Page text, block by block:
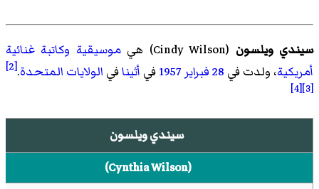
سيندي ويلسون (
Cindy Wilson)‏ هيموسيقية وكاتبة غنائية
أمريكية، ولدت في 28 فبراير 1957في أثينافي الولايات المتحدة.
[2]
[3]
[4]
سيندي ويلسون
(
Cynthia Wilson
)‏